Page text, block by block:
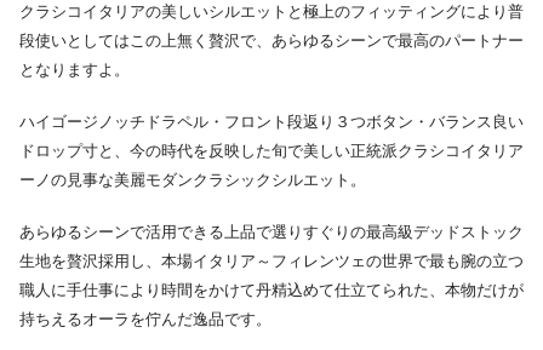
クラシコイタリアの美しいシルエットと極上のフィッティングにより普
段使いとしてはこの上無く贅沢で、あらゆるシーンで最高のパートナー
となりますよ。
ハイゴージノッチドラペル・フロント段返り３つボタン・バランス良い
ドロップ寸と、今の時代を反映した旬で美しい正統派クラシコイタリア
ーノの見事な美麗モダンクラシックシルエット。
あらゆるシーンで活用できる上品で選りすぐりの最高級デッドストック
生地を贅沢採用し、本場イタリア～フィレンツェの世界で最も腕の立つ
職人に手仕事により時間をかけて丹精込めて仕立てられた、本物だけが
持ちえるオーラを佇んだ逸品です。